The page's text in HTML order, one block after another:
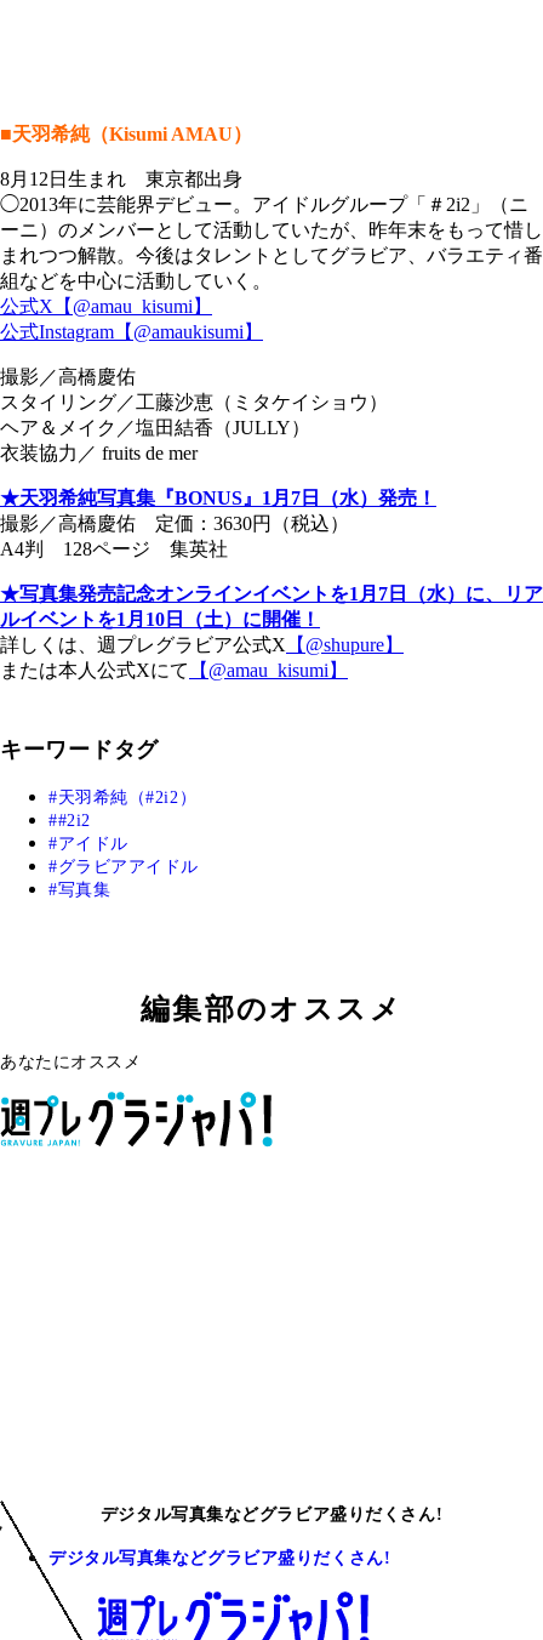
■天羽希純（Kisumi AMAU）
8月12日生まれ 東京都出身
◯2013年に芸能界デビュー。アイドルグループ「＃2i2」（ニ
ーニ）のメンバーとして活動していたが、昨年末をもって惜し
まれつつ解散。今後はタレントとしてグラビア、バラエティ番
組などを中心に活動していく。
公式X【@amau_kisumi】
公式Instagram【@amaukisumi】
撮影／高橋慶佑
スタイリング／工藤沙恵（ミタケイショウ）
ヘア＆メイク／塩田結香（JULLY）
衣装協力／ fruits de mer
★天羽希純写真集『BONUS』1月7日（水）発売！
撮影／高橋慶佑 定価：3630円（税込）
A4判 128ページ 集英社
★写真集発売記念オンラインイベントを1月7日（水）に、リア
ルイベントを1月10日（土）に開催！
詳しくは、週プレグラビア公式X 【@shupure】
または本人公式Xにて
【@amau_kisumi】
キーワードタグ
天羽希純（#2i2）
#2i2
アイドル
グラビアアイドル
写真集
編集部のオススメ
あなたにオススメ
デジタル写真集などグラビア盛りだくさん!
デジタル写真集などグラビア盛りだくさん!